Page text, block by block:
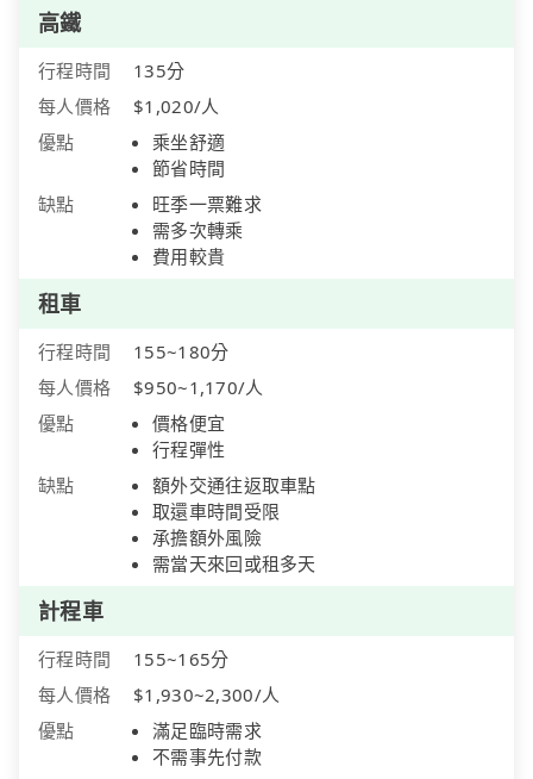
高鐵
行程時間
135分
每人價格
$1,020/人
優點
乘坐舒適
節省時間
缺點
旺季一票難求
需多次轉乘
費用較貴
租車
行程時間
155~180分
每人價格
$950~1,170/人
優點
價格便宜
行程彈性
缺點
額外交通往返取車點
取還車時間受限
承擔額外風險
需當天來回或租多天
計程車
行程時間
155~165分
每人價格
$1,930~2,300/人
優點
滿足臨時需求
不需事先付款